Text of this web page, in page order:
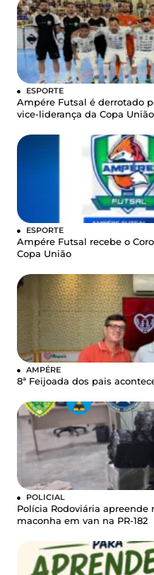
ESPORTE
Ampére Futsal é derrotado
vice-liderança da Copa União
ESPORTE
Ampére Futsal recebe o
Copa União
AMPÉRE
8ª Feijoada dos pais
POLICIAL
Polícia Rodoviária
maconha em van na PR-182